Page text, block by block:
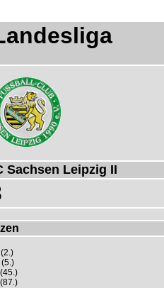
Sachsen Leipzig II